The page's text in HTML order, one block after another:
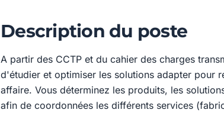
Description du poste
A partir des CCTP et du cahier des charges
d'étudier et optimiser les solutions adapter pour
affaire. Vous déterminez les produits, les
afin de coordonnées les différents services